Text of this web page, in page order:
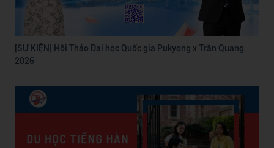
[SỰ KIỆN] Hội Thảo Đại học Quốc gia Pukyong x Trần Quang
2026